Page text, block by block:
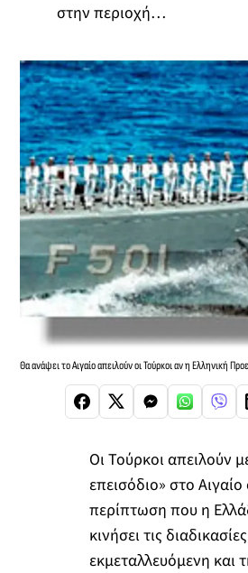
στην περιοχή…
Θα ανάψει το Αιγαίο απειλούν οι Τούρκοι αν η Ελληνική
Οι Τούρκοι απειλούν
επεισόδιο» στο Αιγαίο
περίπτωση που η
κινήσει τις
εκμεταλλευόμενη και